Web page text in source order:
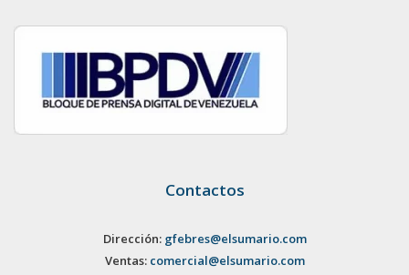
Contactos
Dirección: gfebres@elsumario.com
Ventas: comercial@elsumario.com